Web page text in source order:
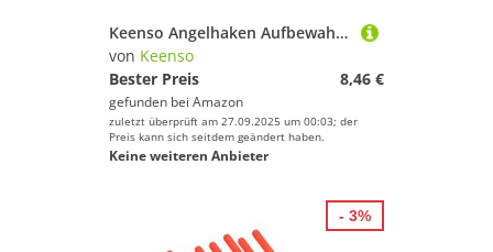
Keenso Angelhaken Aufbewahrung Schaumstoff, Hängebrett Fliegenköder Binden Werkzeug Tragen Angelhaken Hängebrett (Patch 005)
von Keenso
Bester Preis
8,46 €
gefunden bei Amazon
zuletzt überprüft am 27.09.2025 um 00:03; der
Preis kann sich seitdem geändert haben.
Keine weiteren Anbieter
- 3%